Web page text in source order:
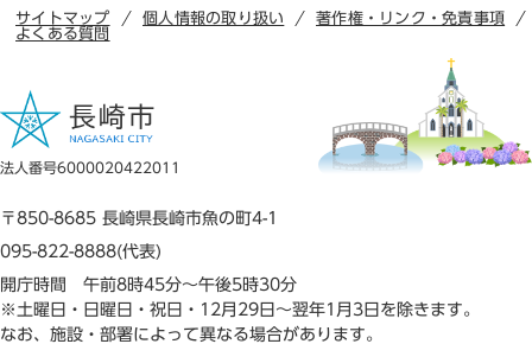
サイトマップ 個人情報の取り扱い
著作権・リンク・免責事項
よくある質問
法人番号6000020422011
〒850-8685 長崎県長崎市魚の町4-1
095-822-8888(代表)
開庁時間 午前8時45分～午後5時30分
※土曜日・日曜日・祝日・12月29日～翌年1月3日を除きます。
なお、施設・部署によって異なる場合があります。